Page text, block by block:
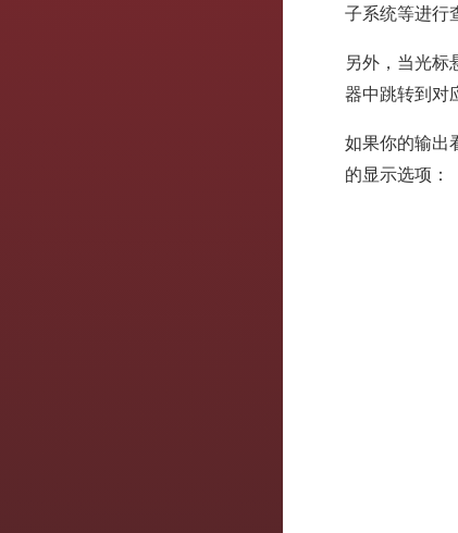
子系统等进行
另外，当光标
器中跳转到对
如果你的输出
的显示选项：